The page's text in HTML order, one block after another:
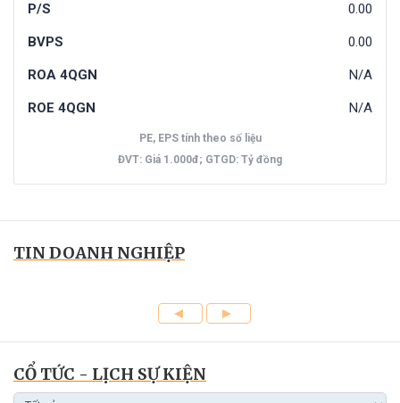
P/S 0.00
BVPS 0.00
ROA 4QGN N/A
ROE 4QGN N/A
PE, EPS tính theo số liệu
ĐVT: Giá 1.000đ; GTGD: Tỷ đồng
TIN DOANH NGHIỆP
CỔ TỨC - LỊCH SỰ KIỆN